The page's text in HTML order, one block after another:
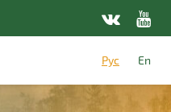
Рус
En